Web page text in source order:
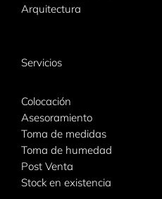
Arquitectura
Servicios
Colocación
Asesoramiento
Toma de medidas
Toma de humedad
Post Venta
Stock en existencia